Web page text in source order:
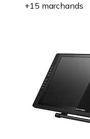
+15 marchands